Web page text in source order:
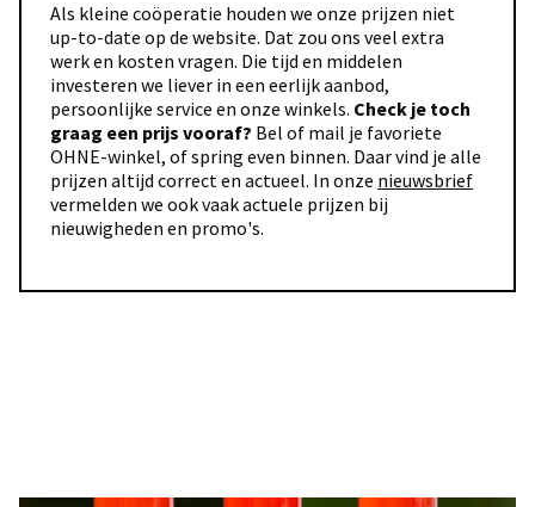
Als kleine coöperatie houden we onze prijzen niet
up-to-date op de website. Dat zou ons veel extra
werk en kosten vragen. Die tijd en middelen
investeren we liever in een eerlijk aanbod,
persoonlijke service en onze winkels. Check je toch
graag een prijs vooraf? Bel of mail je favoriete
OHNE-winkel, of spring even binnen. Daar vind je alle
prijzen altijd correct en actueel. In onze nieuwsbrief
vermelden we ook vaak actuele prijzen bij
nieuwigheden en promo's.